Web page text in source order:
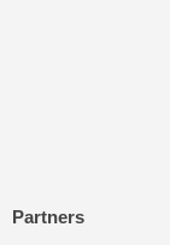
Partners